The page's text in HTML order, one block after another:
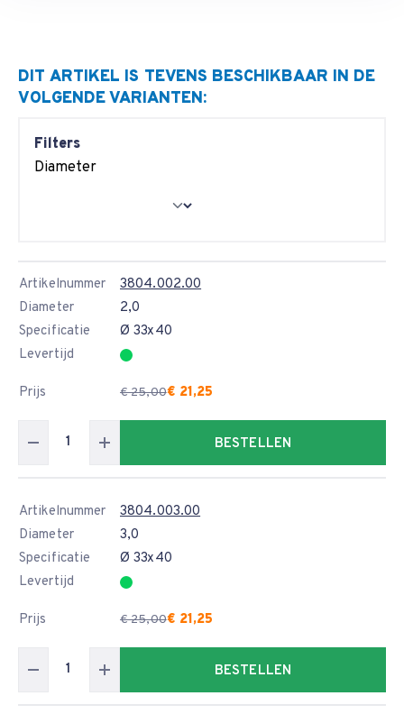
DIT ARTIKEL IS TEVENS BESCHIKBAAR IN DE
VOLGENDE VARIANTEN:
Filters
Diameter
Artikelnummer
3804.002.00
Diameter
2,0
Specificatie
Ø 33x40
Levertijd
Prijs € 25,00€ 21,25
BESTELLEN
Artikelnummer
3804.003.00
Diameter
3,0
Specificatie
Ø 33x40
Levertijd
Prijs € 25,00€ 21,25
BESTELLEN